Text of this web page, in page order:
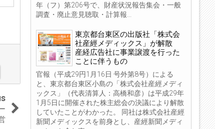
年（フ）第206号で、財産状況報告集会・一般
調査・廃止意見聴取・計算報...
東京都台東区の出版社「株式会
社産經メディックス」が解散
産経広告社に事業譲渡を行った
ことに伴うもの
官報（平成29円1月16日 号外第8号）による
と、東京都台東区小島の「株式会社産經メディ
ックス」（代表清算人：高橋和彦）は平成29年
1月5日に開催された株主総会の決議により解散
していたことがわかった。 同社は株式会社産經
新聞メディックスを前身とし、産經新聞メディ